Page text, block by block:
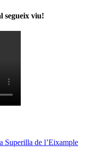
segueix viu!
Superilla de l’Eixample